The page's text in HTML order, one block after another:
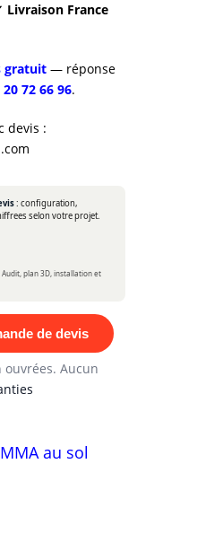
Livraison France
gratuit — réponse
20 72 66 96.
devis :
: configuration,
selon votre projet.
Audit, plan 3D, installation et
de devis
ouvrées. Aucun
au sol